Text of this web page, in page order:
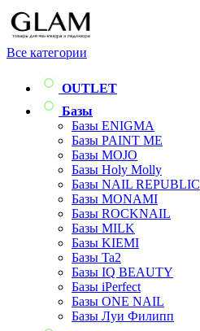
Все категории
OUTLET
Базы
Базы ENIGMA
Базы PAINT ME
Базы MOJO
Базы Holy Molly
Базы NAIL REPUBLIC
Базы MONAMI
Базы ROCKNAIL
Базы MILK
Базы KIEMI
Базы Ta2
Базы IQ BEAUTY
Базы iPerfect
Базы ONE NAIL
Базы Луи Филипп